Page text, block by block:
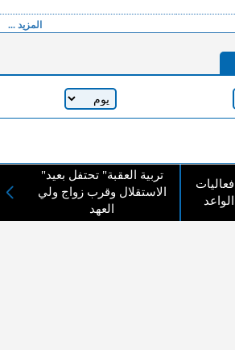
المزيد ...
"تربية العقبة" تحتفل بعيد
الاستقلال وقرب زواج ولي
العهد
شريط ذكر المصدر ( المدينة نيوز ) - الآراء والتعليقات
تعبر عن رأي أصحابها فقط